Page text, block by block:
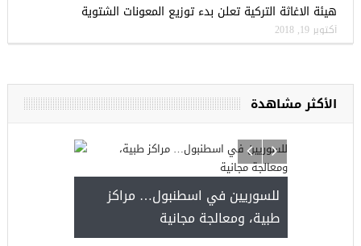
هيئة الاغاثة التركية تعلن بدء توزيع المعونات الشتوية
أكتوبر 19, 2018
الأكثر مشاهدة